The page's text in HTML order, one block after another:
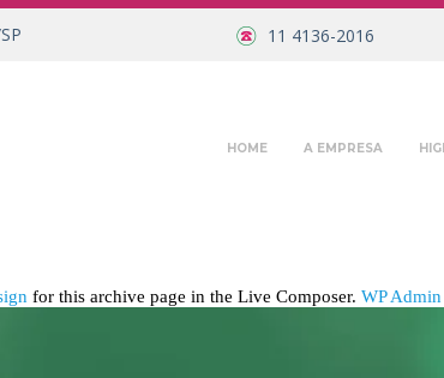
11 4136-2016
HOME A EMPRESA
for this archive page in the Live Composer. WP